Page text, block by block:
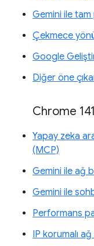
Gemini ile
Çekmece
Google
Diğer öne
Chrome 141
Yapay zeka
(MCP)
Gemini ile ağ
Gemini ile
Performans
IP korumalı